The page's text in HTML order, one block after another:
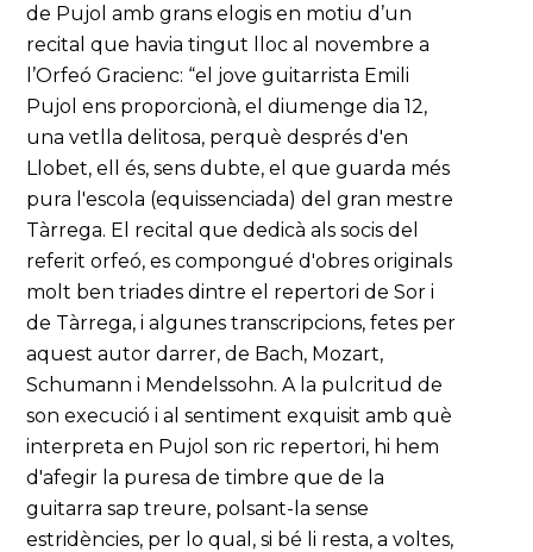
de Pujol amb grans elogis en motiu d’un
recital que havia tingut lloc al novembre a
l’Orfeó Gracienc: “el jove guitarrista Emili
Pujol ens proporcionà, el diumenge dia 12,
una vetlla delitosa, perquè després d'en
Llobet, ell és, sens dubte, el que guarda més
pura l'escola (equissenciada) del gran mestre
Tàrrega. El recital que dedicà als socis del
referit orfeó, es compongué d'obres originals
molt ben triades dintre el repertori de Sor i
de Tàrrega, i algunes transcripcions, fetes per
aquest autor darrer, de Bach, Mozart,
Schumann i Mendelssohn. A la pulcritud de
son execució i al sentiment exquisit amb què
interpreta en Pujol son ric repertori, hi hem
d'afegir la puresa de timbre que de la
guitarra sap treure, polsant-la sense
estridències, per lo qual, si bé li resta, a voltes,